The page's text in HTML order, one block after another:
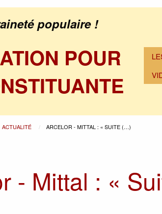
populaire !
POUR
ACTUALITÉ ARCELOR - MITTAL : « SUITE (…)
- Mittal : «